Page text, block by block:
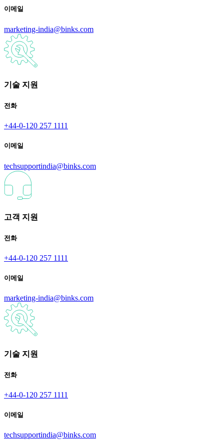
이메일
marketing-india@binks.com
기술 지원
전화
+44-0-120 257 1111
이메일
techsupportindia@binks.com
고객 지원
전화
+44-0-120 257 1111
이메일
marketing-india@binks.com
기술 지원
전화
+44-0-120 257 1111
이메일
techsupportindia@binks.com